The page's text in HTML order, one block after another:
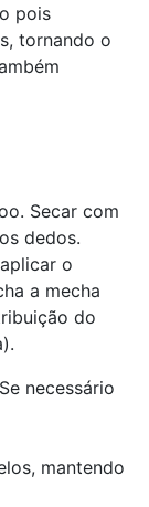
pois
tornando o
Secar com
dedos.
o
a mecha
do
necessário
mantendo